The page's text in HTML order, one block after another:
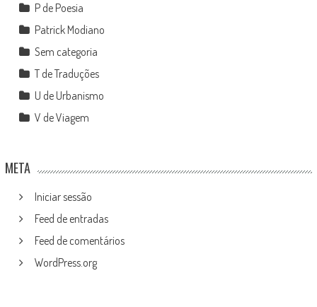
P de Poesia
Patrick Modiano
Sem categoria
T de Traduções
U de Urbanismo
V de Viagem
META
Iniciar sessão
Feed de entradas
Feed de comentários
WordPress.org